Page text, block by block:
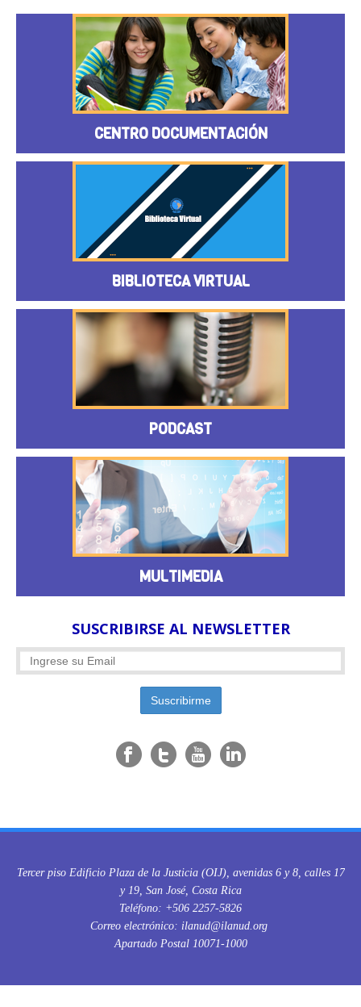
CENTRO DOCUMENTACIÓN
BIBLIOTECA VIRTUAL
PODCAST
MULTIMEDIA
SUSCRIBIRSE AL NEWSLETTER
Tercer piso Edificio Plaza de la Justicia (OIJ), avenidas 6 y 8, calles 17
y 19, San José, Costa Rica
Teléfono: +506 2257-5826
Correo electrónico: ilanud@ilanud.org
Apartado Postal 10071-1000